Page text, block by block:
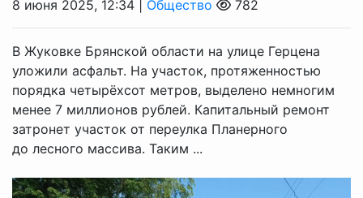
8 июня 2025, 12:34 | Общество 782
В Жуковке Брянской области на улице Герцена
уложили асфальт. На участок, протяженностью
порядка четырёхсот метров, выделено немногим
менее 7 миллионов рублей. Капитальный ремонт
затронет участок от переулка Планерного
до лесного массива. Таким ...